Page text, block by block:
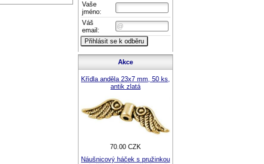
Vaše
jméno:
Váš
email:
Akce
Křídla anděla 23x7 mm, 50 ks,
antik zlatá
70.00 CZK
Náušnicový háček s pružinkou